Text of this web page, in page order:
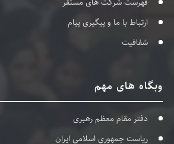
ارتباط با ما و پیگیری پیام
شفافیت
وبگاه های مهم
دفتر مقام معظم رهبری
ریاست جمهوری اسلامی ایران